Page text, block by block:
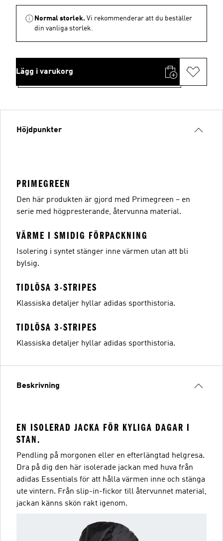
Normal storlek. Vi rekommenderar att du beställer
din vanliga storlek.
Lägg i varukorg
Höjdpunkter
PRIMEGREEN
Den här produkten är gjord med Primegreen – en
serie med högpresterande, återvunna material.
VÄRME I SMIDIG FÖRPACKNING
Isolering i syntet stänger inne värmen utan att bli
bylsig.
TIDLÖSA 3-STRIPES
Klassiska detaljer hyllar adidas sporthistoria.
TIDLÖSA 3-STRIPES
Klassiska detaljer hyllar adidas sporthistoria.
Beskrivning
EN ISOLERAD JACKA FÖR KYLIGA DAGAR I
STAN.
Pendling på morgonen eller en efterlängtad helgresa.
Dra på dig den här isolerade jackan med huva från
adidas Essentials för att hålla värmen inne och stänga
ute vintern. Från slip-in-fickor till återvunnet material,
jackan känns skön rakt igenom.